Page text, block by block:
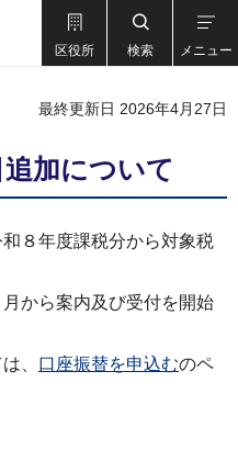
区役所 検索 メニュー
最終更新日 2026年4月27日
加について
８年度課税分から対象税
から案内及び受付を開始
、 口座振替を申込むのペ